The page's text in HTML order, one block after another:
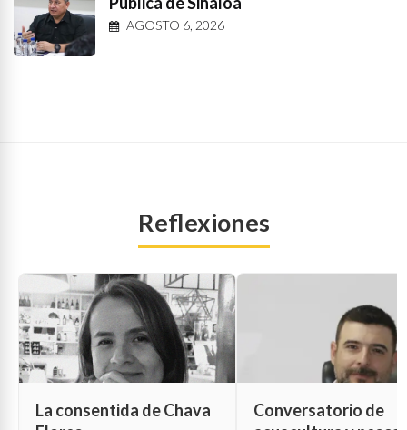
AGOSTO 6, 2026
Reflexiones
La consentida de Chava
Conversatorio de